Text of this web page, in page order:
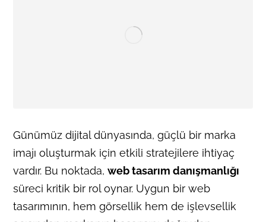
Günümüz dijital dünyasında, güçlü bir marka
imajı oluşturmak için etkili stratejilere ihtiyaç
vardır. Bu noktada,web tasarım danışmanlığı
süreci kritik bir rol oynar. Uygun bir web
tasarımının, hem görsellik hem de işlevsellik